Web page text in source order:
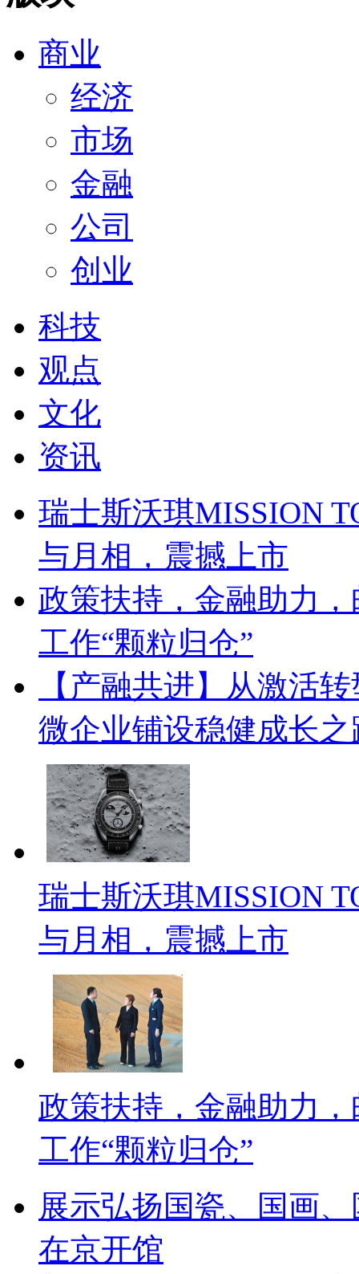
商业
经济
市场
金融
公司
创业
科技
观点
文化
资讯
瑞士斯沃琪MISSION
与月相，震撼上市
政策扶持，金融助力
工作“颗粒归仓”
【产融共进】从激活
微企业铺设稳健成长之
瑞士斯沃琪MISSION
与月相，震撼上市
政策扶持，金融助力
工作“颗粒归仓”
展示弘扬国瓷、国画
在京开馆